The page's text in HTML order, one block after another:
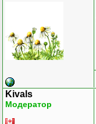
Kivals
Модератор